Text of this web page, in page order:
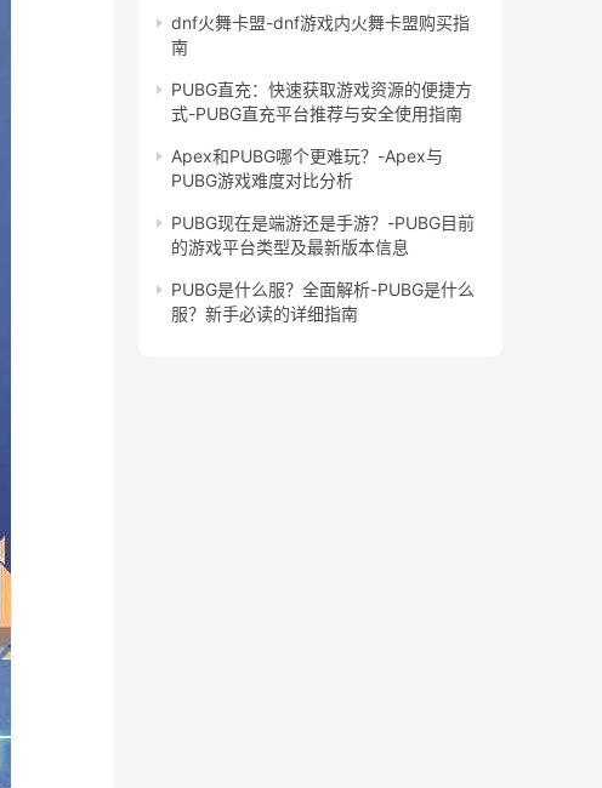
dnf火舞卡盟-dnf游戏内火舞卡盟购买指
南
PUBG直充：快速获取游戏资源的便捷方
式-PUBG直充平台推荐与安全使用指南
Apex和PUBG哪个更难玩？-Apex与
PUBG游戏难度对比分析
PUBG现在是端游还是手游？-PUBG目前
的游戏平台类型及最新版本信息
PUBG是什么服？全面解析-PUBG是什么
服？新手必读的详细指南